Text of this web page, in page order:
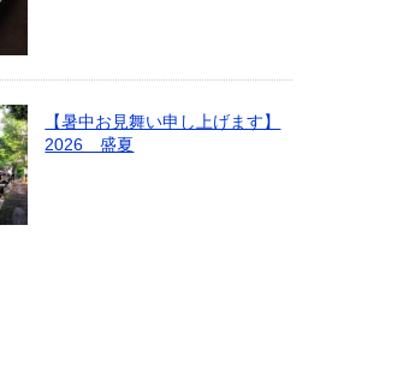
【暑中お見舞い申し上げます】
2026 盛夏